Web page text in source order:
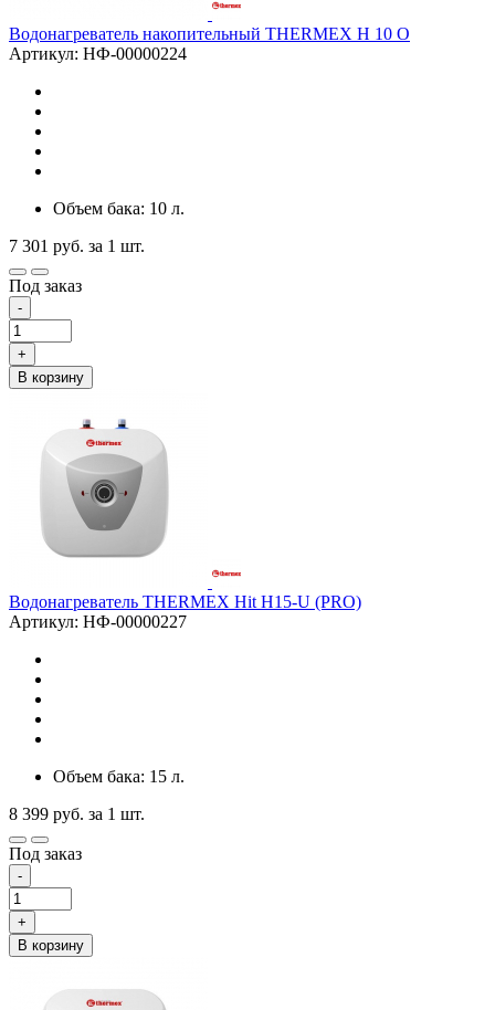
Водонагреватель накопительный THERMEX H 10 O
Артикул: НФ-00000224
Объем бака: 10 л.
7 301 руб. за 1 шт.
Под заказ
-
+
В корзину
Водонагреватель THERMEX Hit H15-U (PRO)
Артикул: НФ-00000227
Объем бака: 15 л.
8 399 руб. за 1 шт.
Под заказ
-
+
В корзину